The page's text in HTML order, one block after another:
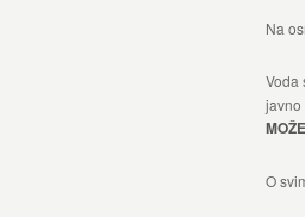
Na
Voda
javno
O